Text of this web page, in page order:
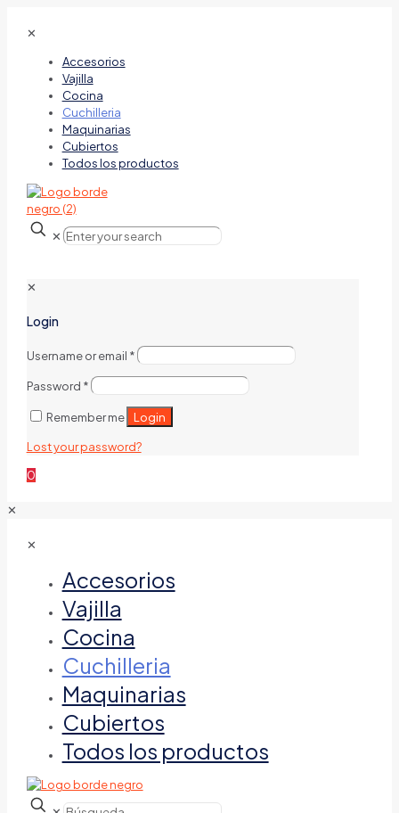
✕
Accesorios
Vajilla
Cocina
Cuchilleria
Maquinarias
Cubiertos
Todos los productos
✕
✕
Login
Username or email *
Password *
Remember me Login
Lost your password?
0
✕
✕
Accesorios
Vajilla
Cocina
Cuchilleria
Maquinarias
Cubiertos
Todos los productos